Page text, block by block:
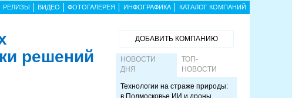
РЕЛИЗЫ ВИДЕО ФОТОГАЛЕРЕЯ ИНФОГРАФИКА КАТАЛОГ КОМПАНИЙ
решений
ДОБАВИТЬ КОМПАНИЮ
НОВОСТИ
ДНЯ
ТОП-
НОВОСТИ
Технологии на страже природы:
в Подмосковье ИИ и дроны